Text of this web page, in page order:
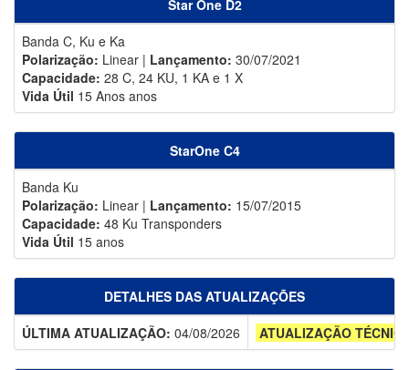
Star One D2
Banda C, Ku e Ka
Polarização: Linear | Lançamento: 30/07/2021
Capacidade: 28 C, 24 KU, 1 KA e 1 X
Vida Útil 15 Anos anos
StarOne C4
Banda Ku
Polarização: Linear | Lançamento: 15/07/2015
Capacidade: 48 Ku Transponders
Vida Útil 15 anos
DETALHES DAS ATUALIZAÇÕES
ÚLTIMA ATUALIZAÇÃO: 04/08/2026 ATUALIZAÇÃO